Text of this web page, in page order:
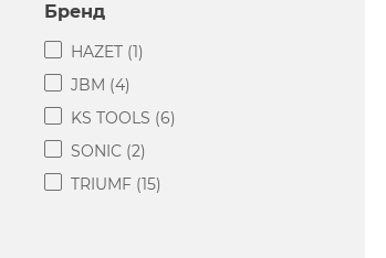
Бренд
HAZET (1)
JBM (4)
KS TOOLS (6)
SONIC (2)
TRIUMF (15)